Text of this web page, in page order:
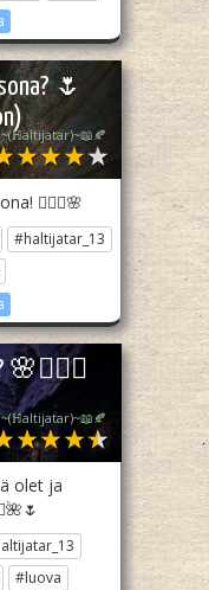
🌷
🧙🏼‍♀️🌸
#haltijatar_13
🌸🧚🏼‍♀️
olet ja
#luova